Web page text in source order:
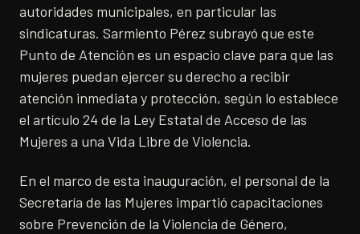
autoridades municipales, en particular las
sindicaturas. Sarmiento Pérez subrayó que este
Punto de Atención es un espacio clave para que las
mujeres puedan ejercer su derecho a recibir
atención inmediata y protección, según lo establece
el artículo 24 de la Ley Estatal de Acceso de las
Mujeres a una Vida Libre de Violencia.
En el marco de esta inauguración, el personal de la
Secretaría de las Mujeres impartió capacitaciones
sobre Prevención de la Violencia de Género,